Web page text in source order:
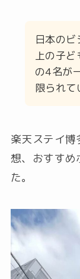
日本の
上の子
の4名が
限られて
楽天ステイ
想、おすすめ
た。